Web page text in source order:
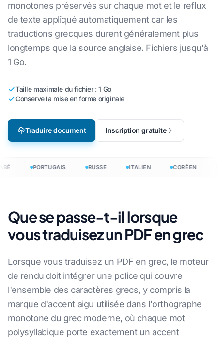
monotones préservés sur chaque mot et le reflux
de texte appliqué automatiquement car les
traductions grecques durent généralement plus
longtemps que la source anglaise. Fichiers jusqu'à
1 Go.
Taille maximale du fichier : 1 Go
Conserve la mise en forme originale
Traduire document Inscription gratuite
PORTUGAIS RUSSE ITALIEN CORÉEN
Que se passe-t-il lorsque
vous traduisez un PDF en grec
Lorsque vous traduisez un PDF en grec, le moteur
de rendu doit intégrer une police qui couvre
l'ensemble des caractères grecs, y compris la
marque d'accent aigu utilisée dans l'orthographe
monotone du grec moderne, où chaque mot
polysyllabique porte exactement un accent